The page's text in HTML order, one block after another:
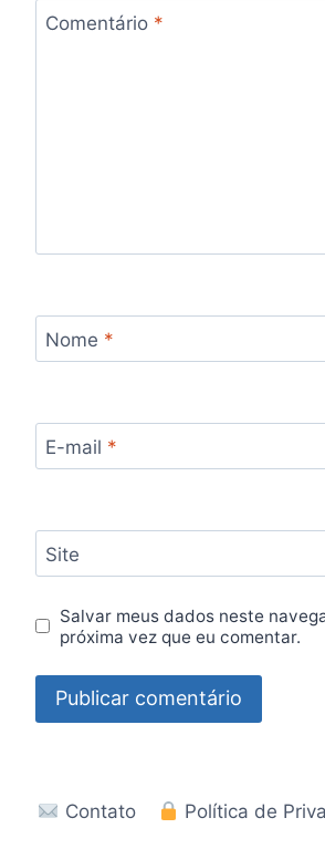
Comentário *
Nome *
E-mail *
Site
Salvar meus dados neste
próxima vez que eu comentar.
Contato Política de